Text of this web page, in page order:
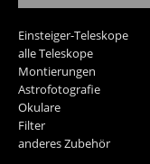
Einsteiger-Teleskope
alle Teleskope
Montierungen
Astrofotografie
Okulare
Filter
anderes Zubehör